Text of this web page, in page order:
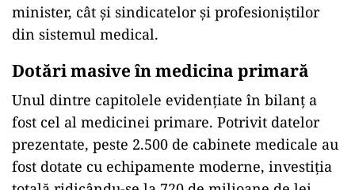
minister, cât și sindicatelor și profesioniștilor
din sistemul medical.
Dotări masive în medicina primară
Unul dintre capitolele evidențiate în bilanț a
fost cel al medicinei primare. Potrivit datelor
prezentate, peste 2.500 de cabinete medicale au
fost dotate cu echipamente moderne, investiția